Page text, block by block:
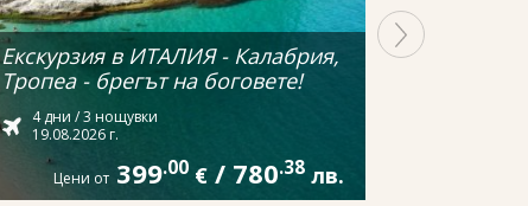
Екскурзия в ИТАЛИЯ - Калабрия,
Тропеа - брегът на боговете!
4 дни / 3 нощувки
19.08.2026 г.
Цени от 399.00 € / 780.38 лв.